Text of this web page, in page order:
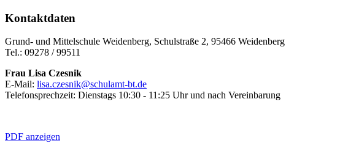
Kontaktdaten
Grund- und Mittelschule Weidenberg, Schulstraße 2, 95466 Weidenberg
Tel.: 09278 / 99511
Frau Lisa Czesnik
E-Mail: lisa.czesnik@schulamt-bt.de
Telefonsprechzeit: Dienstags 10:30 - 11:25 Uhr und nach Vereinbarung
PDF anzeigen